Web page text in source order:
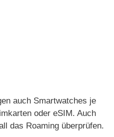
auch Smartwatches je
oder eSIM. Auch
das Roaming überprüfen.